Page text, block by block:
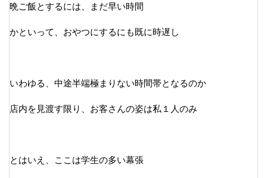
晩ご飯とするには、まだ早い時間
かといって、おやつにするにも既に時遅し
いわゆる、中途半端極まりない時間帯となるのか
店内を見渡す限り、お客さんの姿は私１人のみ
とはいえ、ここは学生の多い幕張